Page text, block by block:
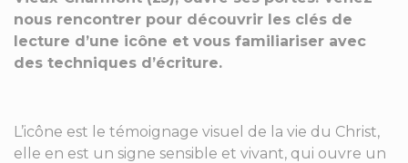
nous rencontrer pour découvrir les clés de
lecture d’une icône et vous familiariser avec
des techniques d’écriture.
L’icône est le témoignage visuel de la vie du Christ,
elle en est un signe sensible et vivant, qui ouvre un